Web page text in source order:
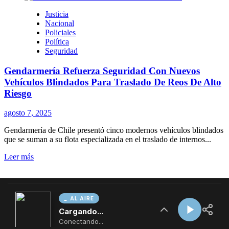
AL AIRE
Cargando...
Conectando...